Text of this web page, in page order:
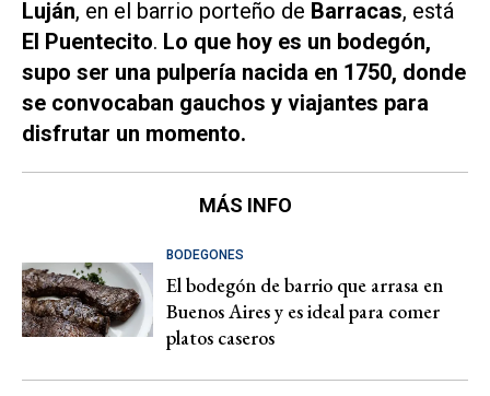
Luján, en el barrio porteño de Barracas, está
El Puentecito. Lo que hoy es un bodegón,
supo ser una pulpería nacida en 1750, donde
se convocaban gauchos y viajantes para
disfrutar un momento.
MÁS INFO
BODEGONES
El bodegón de barrio que arrasa en
Buenos Aires y es ideal para comer
platos caseros